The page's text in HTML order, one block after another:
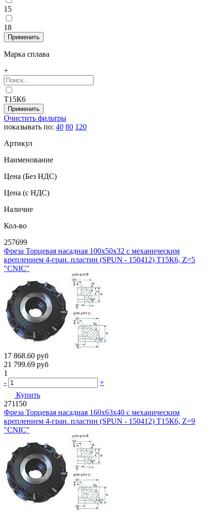
15
18
Марка сплава
+
Т15К6
Очистить фильтры
показывать по: 40 80 120
Артикул
Наименование
Цена (Без НДС)
Цена (с НДС)
Наличие
Кол-во
257699
Фреза Торцевая насадная 100х50х32 с механическим
креплением 4-гран. пластин (SPUN - 150412) Т15К6, Z=5
"CNIC"
17 868.60 руб
21 799.69 руб
1
-
+
Купить
271150
Фреза Торцевая насадная 160х63х40 с механическим
креплением 4-гран. пластин (SPUN - 150412) Т15К6, Z=9
"CNIC"